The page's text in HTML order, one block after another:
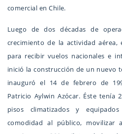
comercial en Chile.
Luego de dos décadas de
crecimiento de la actividad
para recibir vuelos nacionales e
inició la construcción de un nuevo
inauguró el 14 de febrero de
Patricio Aylwin Azócar. Éste tenía
pisos climatizados y
comodidad al público, movilizar